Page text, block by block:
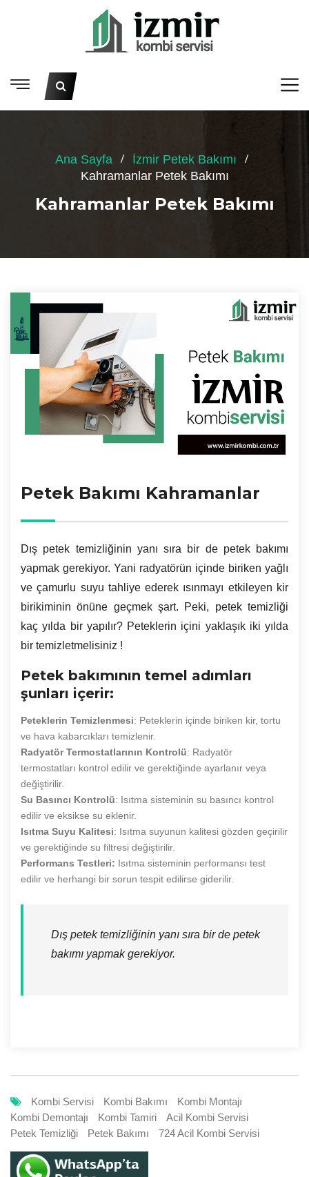
Ana Sayfa
İzmir Petek Bakımı
Kahramanlar Petek Bakımı
Kahramanlar Petek Bakımı
Petek Bakımı Kahramanlar
Dış petek temizliğinin yanı sıra bir de petek bakımı
yapmak gerekiyor. Yani radyatörün içinde biriken yağlı
ve çamurlu suyu tahliye ederek ısınmayı etkileyen kir
birikiminin önüne geçmek şart. Peki, petek temizliği
kaç yılda bir yapılır? Peteklerin içini yaklaşık iki yılda
bir temizletmelisiniz !
Petek bakımının temel adımları
şunları içerir:
Peteklerin Temizlenmesi: Peteklerin içinde biriken kir, tortu
ve hava kabarcıkları temizlenir.
Radyatör Termostatlarının Kontrolü: Radyatör
termostatları kontrol edilir ve gerektiğinde ayarlanır veya
değiştirilir.
Su Basıncı Kontrolü: Isıtma sisteminin su basıncı kontrol
edilir ve eksikse su eklenir.
Isıtma Suyu Kalitesi: Isıtma suyunun kalitesi gözden geçirilir
ve gerektiğinde su filtresi değiştirilir.
Performans Testleri: Isıtma sisteminin performansı test
edilir ve herhangi bir sorun tespit edilirse giderilir.
Dış petek temizliğinin yanı sıra bir de petek
bakımı yapmak gerekiyor.
Kombi Servisi Kombi Bakımı
Kombi Montajı
Kombi Demontajı
Kombi Tamiri
Acil Kombi Servisi
Petek Temizliği
Petek Bakımı 724 Acil Kombi Servisi